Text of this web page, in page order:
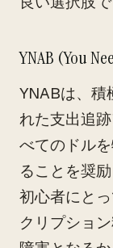
YNAB (You
YNABは、積
れた支出追
べてのドル
ることを奨
初心者にと
クリプショ